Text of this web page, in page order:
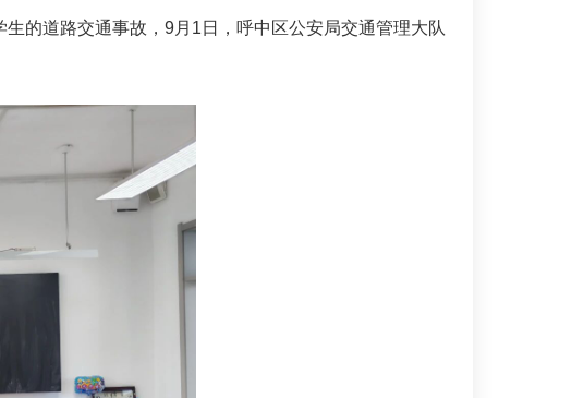
的道路交通事故，9月1日，呼中区公安局交通管理大队